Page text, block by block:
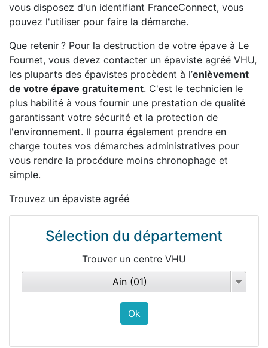
vous disposez d'un identifiant FranceConnect, vous
pouvez l'utiliser pour faire la démarche.
Que retenir ? Pour la destruction de votre épave à Le
Fournet, vous devez contacter un épaviste agréé VHU,
les pluparts des épavistes procèdent à l’enlèvement
de votre épave gratuitement. C'est le technicien le
plus habilité à vous fournir une prestation de qualité
garantissant votre sécurité et la protection de
l'environnement. Il pourra également prendre en
charge toutes vos démarches administratives pour
vous rendre la procédure moins chronophage et
simple.
Trouvez un épaviste agréé
Sélection du département
Trouver un centre VHU
Ain (01)